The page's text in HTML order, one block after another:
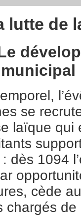
lutte de
se
laïque qui
dès 1094
cède
chargés de